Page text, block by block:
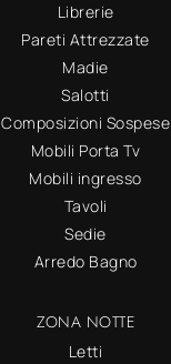
Librerie
Pareti Attrezzate
Madie
Salotti
Composizioni Sospese
Mobili Porta Tv
Mobili ingresso
Tavoli
Sedie
Arredo Bagno
ZONA NOTTE
Letti